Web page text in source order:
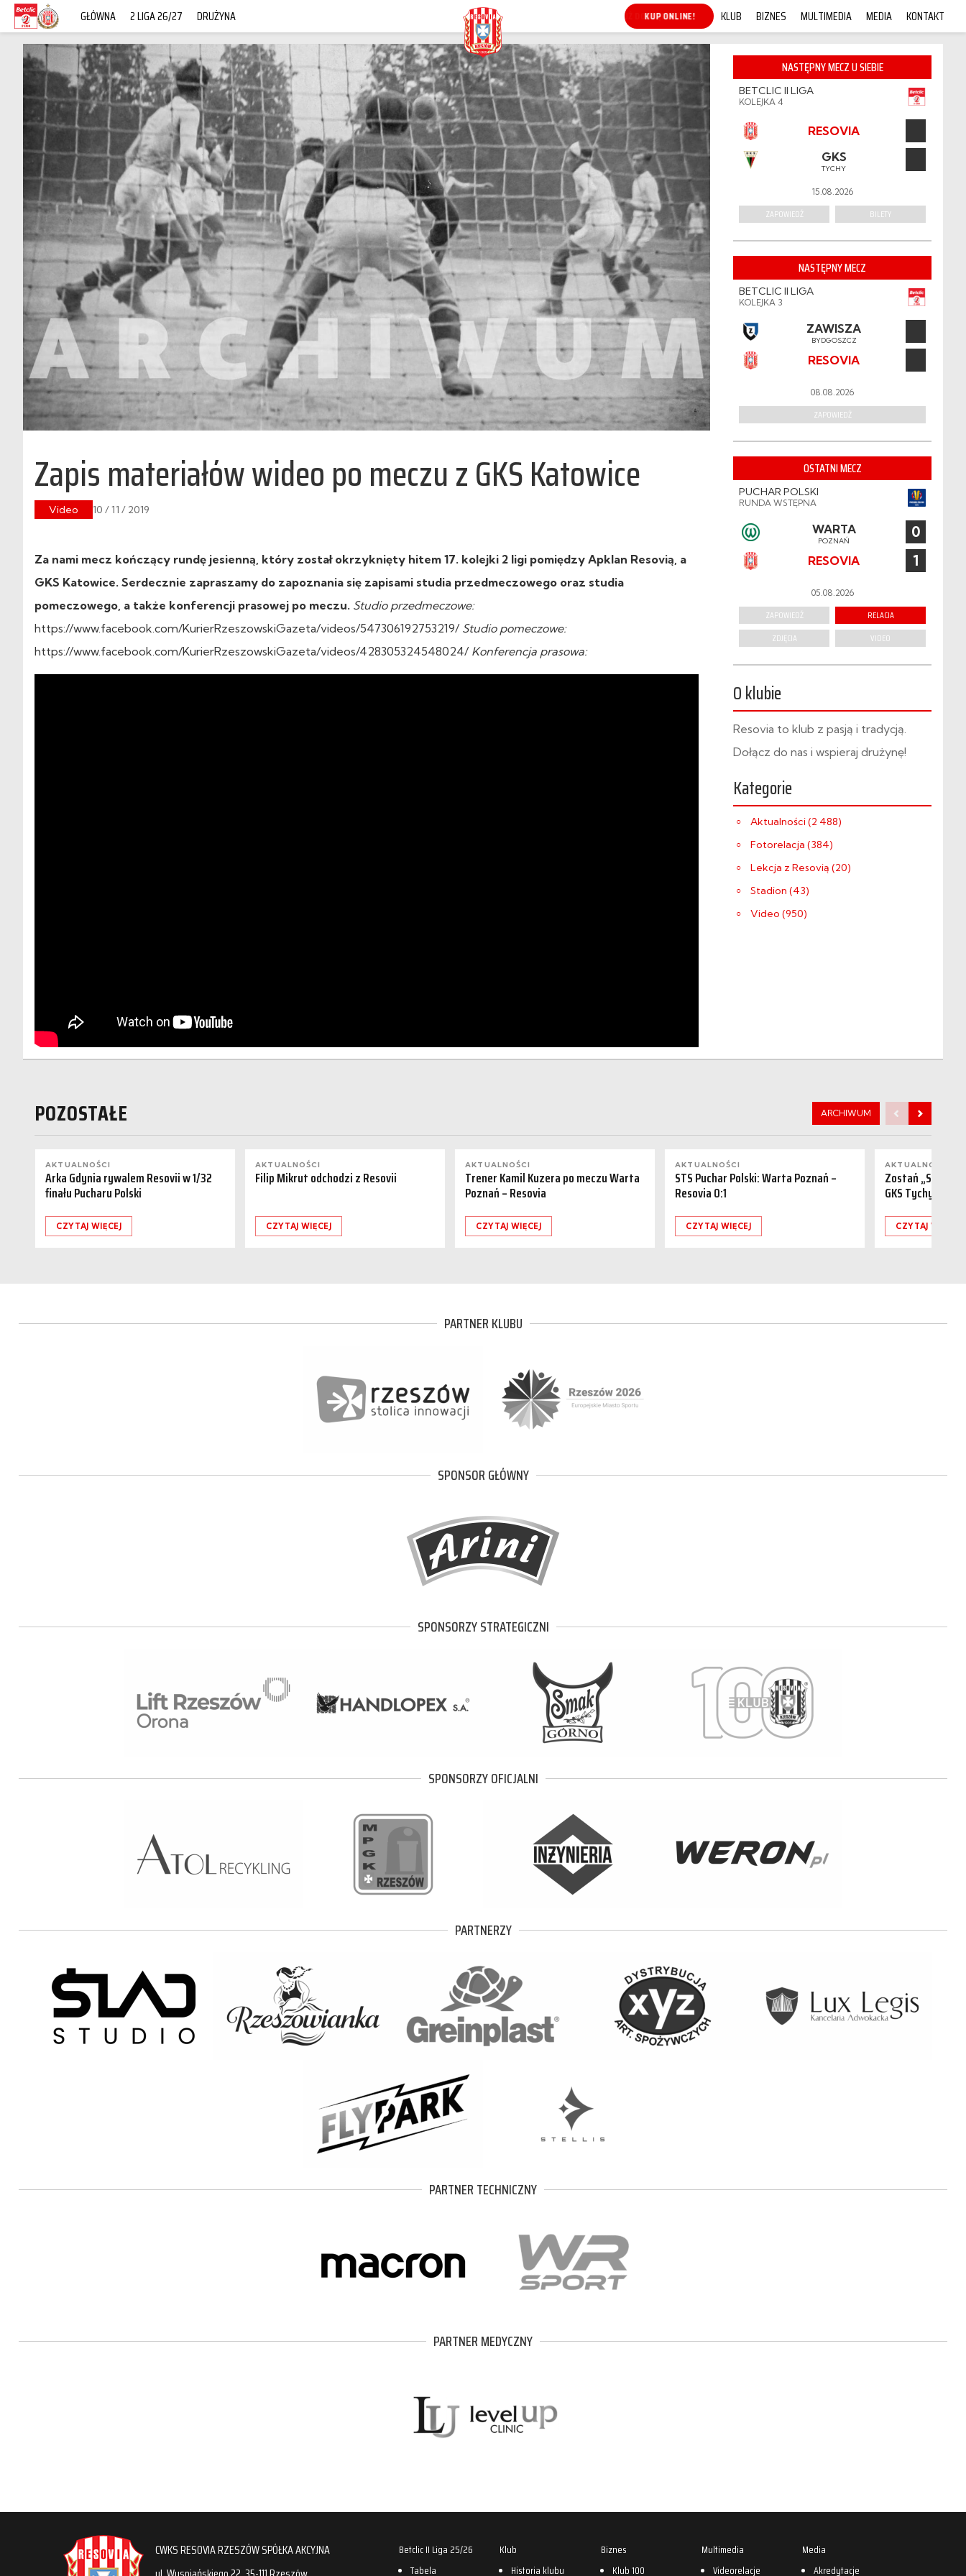
GŁÓWNA 2 LIGA 26/27 DRUŻYNA KUP ONLINE! KLUB BIZNES MULTIMEDIA MEDIA KONTAKT
Zapis materiałów wideo po meczu z GKS Katowice
Video 10 / 11 / 2019
Za nami mecz kończący rundę jesienną, który został okrzyknięty hitem 17. kolejki 2 ligi pomiędzy Apklan Resovią, a
GKS Katowice. Serdecznie zapraszamy do zapoznania się zapisami studia przedmeczowego oraz studia
pomeczowego, a także konferencji prasowej po meczu. Studio przedmeczowe:
https://www.facebook.com/KurierRzeszowskiGazeta/videos/547306192753219/ Studio pomeczowe:
https://www.facebook.com/KurierRzeszowskiGazeta/videos/428305324548024/ Konferencja prasowa:
NASTĘPNY MECZ U SIEBIE
BETCLIC II LIGA
KOLEJKA 4
RESOVIA
GKS
TYCHY
15.08.2026
ZAPOWIEDŹ BILETY
NASTĘPNY MECZ
BETCLIC II LIGA
KOLEJKA 3
ZAWISZA
BYDGOSZCZ
RESOVIA
08.08.2026
ZAPOWIEDŹ
OSTATNI MECZ
PUCHAR POLSKI
RUNDA WSTĘPNA
WARTA
POZNAŃ 0
RESOVIA 1
05.08.2026
ZAPOWIEDŹ
RELACJA
ZDJĘCIA
VIDEO
O klubie
Resovia to klub z pasją i tradycją.
Dołącz do nas i wspieraj drużynę!
Kategorie
Aktualności (2 488)
Fotorelacja (384)
Lekcja z Resovią (20)
Stadion (43)
Video (950)
POZOSTAŁE ARCHIWUM
AKTUALNOŚCI
Arka Gdynia rywalem Resovii w 1/32
finału Pucharu Polski
CZYTAJ WIĘCEJ
AKTUALNOŚCI
Filip Mikrut odchodzi z Resovii
CZYTAJ WIĘCEJ
AKTUALNOŚCI
Trener Kamil Kuzera po meczu Warta
Poznań – Resovia
CZYTAJ WIĘCEJ
AKTUALNOŚCI
STS Puchar Polski: Warta Poznań –
Resovia 0:1
CZYTAJ WIĘCEJ
AKTUALNOŚCI
Zostań
GKS Tychy
CZYTAJ WIĘCEJ
PARTNER KLUBU
SPONSOR GŁÓWNY
SPONSORZY STRATEGICZNI
SPONSORZY OFICJALNI
PARTNERZY
PARTNER TECHNICZNY
PARTNER MEDYCZNY
CWKS RESOVIA RZESZÓW SPÓŁKA AKCYJNA
Betclic II Liga 25/26
Tabela
Klub
Historia klubu
Biznes
Klub 100
Multimedia
Videorelacje
Media
Akredytacje